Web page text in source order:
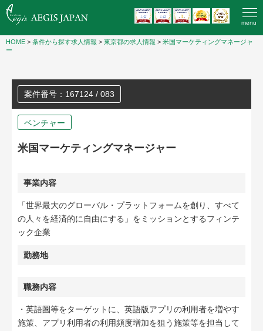
menu
HOME > 条件から探す求人情報 > 東京都の求人情報 > 米国マーケティングマネージャ
ー
案件番号：167124 / 083
ベンチャー
米国マーケティングマネージャー
事業内容
「世界最大のグローバル・プラットフォームを創り、すべて
の人々を経済的に自由にする」をミッションとするフィンテ
ック企業
勤務地
職務内容
・英語圏等をターゲットに、英語版アプリの利用者を増やす
施策、アプリ利用者の利用頻度増加を狙う施策等を担当して